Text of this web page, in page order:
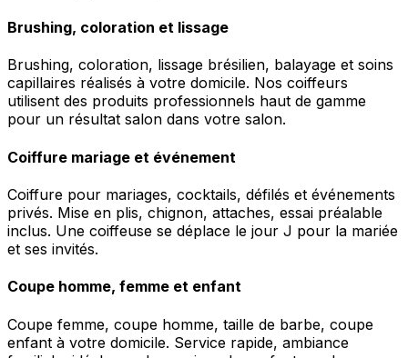
Brushing, coloration et lissage
Brushing, coloration, lissage brésilien, balayage et soins
capillaires réalisés à votre domicile. Nos coiffeurs
utilisent des produits professionnels haut de gamme
pour un résultat salon dans votre salon.
Coiffure mariage et événement
Coiffure pour mariages, cocktails, défilés et événements
privés. Mise en plis, chignon, attaches, essai préalable
inclus. Une coiffeuse se déplace le jour J pour la mariée
et ses invités.
Coupe homme, femme et enfant
Coupe femme, coupe homme, taille de barbe, coupe
enfant à votre domicile. Service rapide, ambiance